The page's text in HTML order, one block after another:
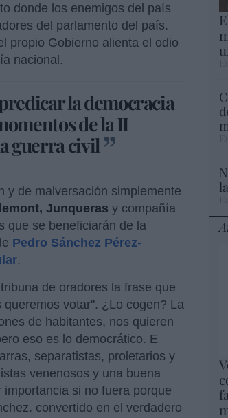
donde los enemigos del país
del parlamento del país.
propio Gobierno alienta el odio
nacional.
la democracia
de la II
guerra civil
y de malversación simplemente
Junqueras y compañía
que se beneficiarán de la
Pedro Sánchez Pérez-
.
de oradores la frase que
votar". ¿Lo cogen? La
de habitantes, nos quieren
eso es lo democrático. E
separatistas, proletarios y
venenosos y una buena
si no fuera porque
convertido en el verdadero